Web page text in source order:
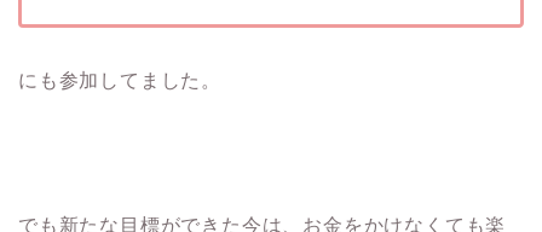
にも参加してました。
でも新たな目標ができた今は、お金をかけなくても楽